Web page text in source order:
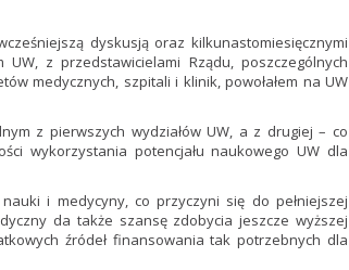
dyskusją oraz kilkunastomiesięcznymi
z przedstawicielami Rządu, poszczególnych
medycznych, szpitali i klinik, powołałem na UW
z pierwszych wydziałów UW, a z drugiej – co
wykorzystania potencjału naukowego UW dla
i medycyny, co przyczyni się do pełniejszej
da także szansę zdobycia jeszcze wyższej
źródeł finansowania tak potrzebnych dla